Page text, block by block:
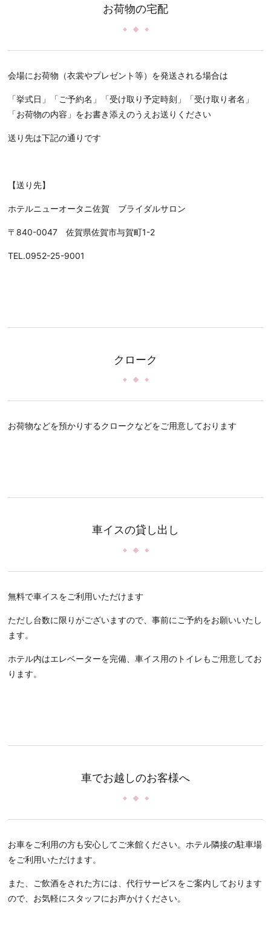
お荷物の宅配
会場にお荷物（衣裳やプレゼント等）を発送される場合は
「挙式日」「ご予約名」「受け取り予定時刻」「受け取り者名」
「お荷物の内容」をお書き添えのうえお送りください
送り先は下記の通りです
【送り先】
ホテルニューオータニ佐賀 ブライダルサロン
〒840-0047 佐賀県佐賀市与賀町1-2
TEL.0952-25-9001
クローク
お荷物などを預かりするクロークなどをご用意しております
車イスの貸し出し
無料で車イスをご利用いただけます
ただし台数に限りがございますので、事前にご予約をお願いいたし
ます。
ホテル内はエレベーターを完備、車イス用のトイレもご用意してお
ります。
車でお越しのお客様へ
お車をご利用の方も安心してご来館ください。ホテル隣接の駐車場
をご利用いただけます。
また、ご飲酒をされた方には、代行サービスをご案内しております
ので、お気軽にスタッフにお声かけください。